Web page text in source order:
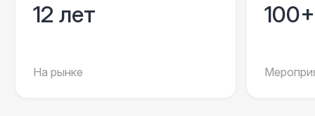
12 лет
На рынке
100+